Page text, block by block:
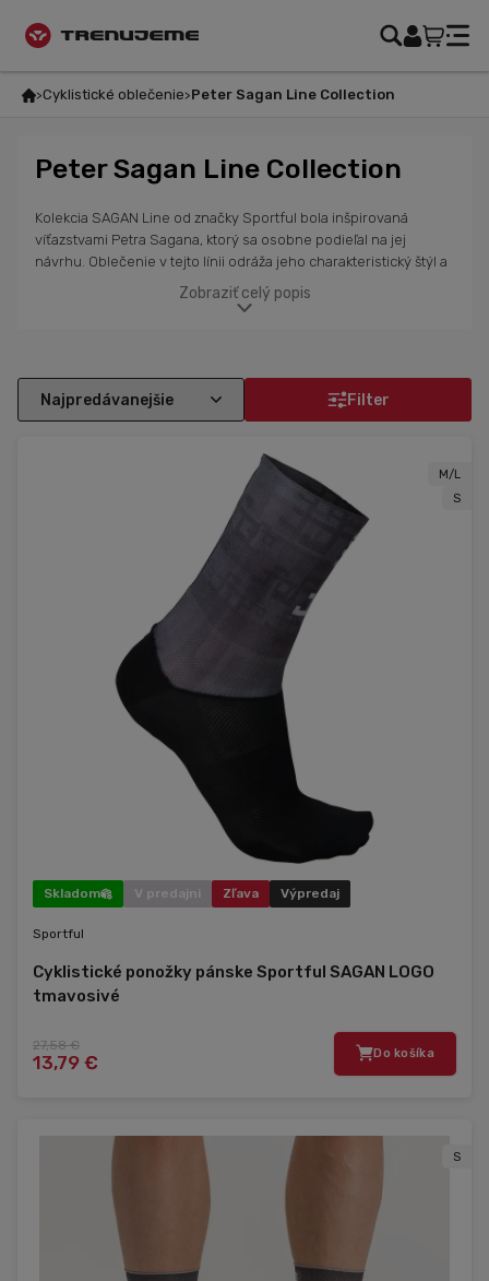
Cyklistické oblečenie Peter Sagan Line Collection
Peter Sagan Line Collection
Kolekcia SAGAN Line od značky Sportful bola inšpirovaná
víťazstvami Petra Sagana, ktorý sa osobne podieľal na jej
návrhu. Oblečenie v tejto línii odráža jeho charakteristický štýl a
športového ducha. V ponuke nájdeš kvalitné cyklistické
kombinézy, dresy, nohavice, športové tričká, ponožky a letné
Oblečenie od Sportful je ideálne pre cyklistov všetkých úrovní a
kúsky ťa určite nakopnú a motivujú k lepšiemu výkonu.
Zobraziť celý popis
Filter
M/L
S
Skladom V predajni Zľava Výpredaj
Sportful
Cyklistické ponožky pánske Sportful SAGAN LOGO
tmavosivé
27,58 €
13,79 € Do košíka
S